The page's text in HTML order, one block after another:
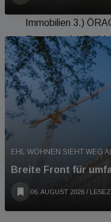
stärksten Makler
Immobilien 3.)
Franchise 1.) Re/
EHL WOHNEN SIEHT WEG
Breite Front für
06. AUGUST 2026 /